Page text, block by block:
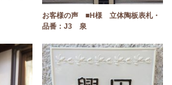
お客様の声 ■H様 立体陶板表札・
品番：J3 泉